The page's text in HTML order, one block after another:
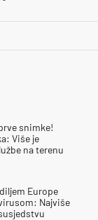
snimke!
Više je
na terenu
Europe
Najviše